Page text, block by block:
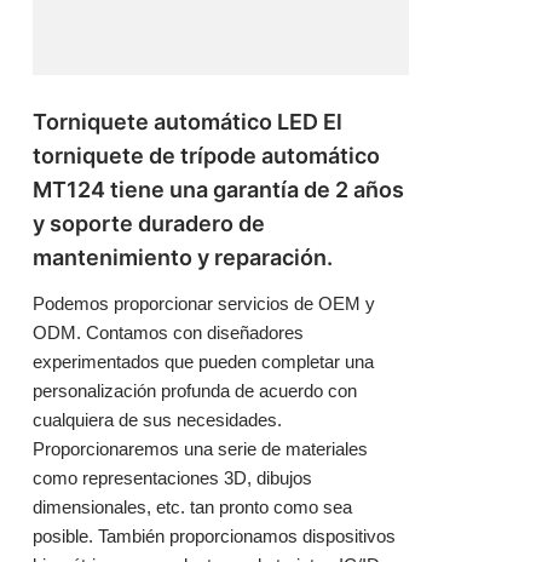
Torniquete automático LED El
torniquete de trípode automático
MT124 tiene una garantía de 2 años
y soporte duradero de
mantenimiento y reparación.
Podemos proporcionar servicios de OEM y
ODM. Contamos con diseñadores
experimentados que pueden completar una
personalización profunda de acuerdo con
cualquiera de sus necesidades.
Proporcionaremos una serie de materiales
como representaciones 3D, dibujos
dimensionales, etc. tan pronto como sea
posible. También proporcionamos dispositivos